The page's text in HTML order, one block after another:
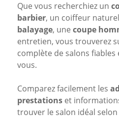
Que vous recherchiez un
barbier, un coiffeur
balayage, une coupe
entretien, vous trouverez
complète de salons fiables
vous.
Comparez facilement les
prestations et
trouver le salon idéal